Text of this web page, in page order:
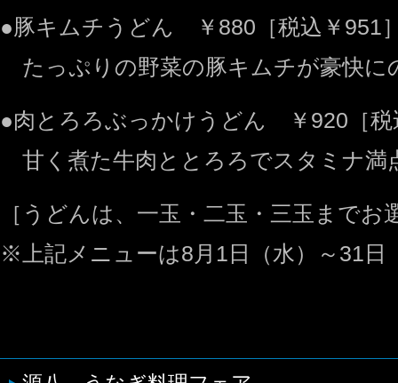
●豚キムチうどん ￥880［税込￥951
たっぷりの野菜の豚キムチが豪快に
●肉とろろぶっかけうどん ￥920［税
甘く煮た牛肉ととろろでスタミナ満
［うどんは、一玉・二玉・三玉まで
※上記メニューは8月1日（水）～31日